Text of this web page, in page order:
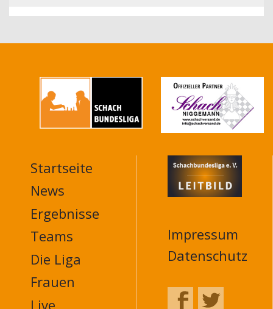
MAIN
NAVIGATION
FOOTER
Startseite
News
Ergebnisse
Teams
Die Liga
Frauen
Live
Impressum
Datenschutz